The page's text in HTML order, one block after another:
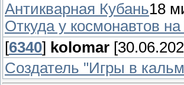
Антикварная Кубань18
Откуда у космонавтов
[6340] kolomar
Создатель "Игры в